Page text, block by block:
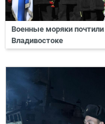
Военные моряки почтили
Владивостоке